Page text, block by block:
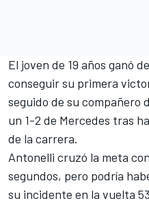
El joven de 19 años ganó
conseguir su primera
seguido de su compañero
un 1-2 de Mercedes tras
de la carrera.
Antonelli cruzó la meta
segundos, pero podría
su incidente en la vuelta